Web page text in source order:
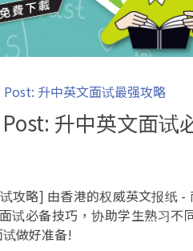
Post: 升中英文面试最强攻略
升中英文面试
攻略] 由香港的权威英文报纸 -
试必备技巧，协助学生熟习不
做好准备!